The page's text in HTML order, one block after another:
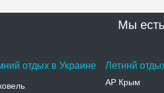
Мы
отдых в Украине Летннй
АР Крым